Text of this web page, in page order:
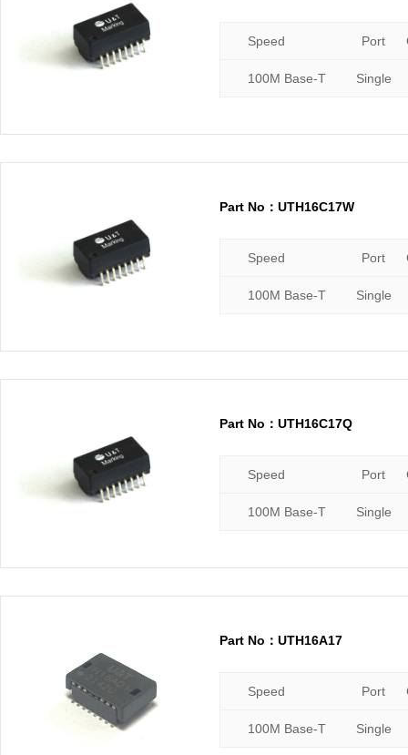
Speed Port
100M Base-T Single
Part No：UTH16C17W
Speed Port
100M Base-T Single
Part No：UTH16C17Q
Speed Port
100M Base-T Single
Part No：UTH16A17
Speed Port
100M Base-T Single